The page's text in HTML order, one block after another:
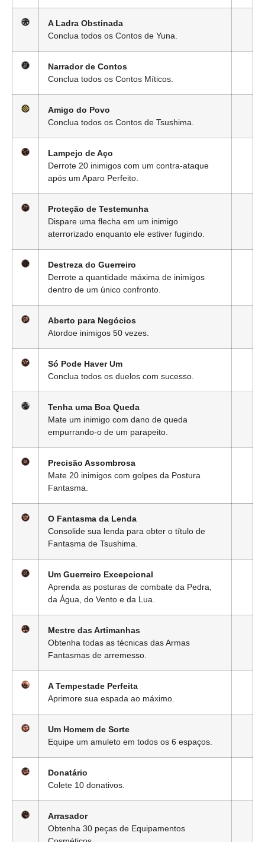
A Ladra Obstinada
Conclua todos os Contos de Yuna.
Narrador de Contos
Conclua todos os Contos Míticos.
Amigo do Povo
Conclua todos os Contos de Tsushima.
Lampejo de Aço
Derrote 20 inimigos com um contra-ataque
após um Aparo Perfeito.
Proteção de Testemunha
Dispare uma flecha em um inimigo
aterrorizado enquanto ele estiver fugindo.
Destreza do Guerreiro
Derrote a quantidade máxima de inimigos
dentro de um único confronto.
Aberto para Negócios
Atordoe inimigos 50 vezes.
Só Pode Haver Um
Conclua todos os duelos com sucesso.
Tenha uma Boa Queda
Mate um inimigo com dano de queda
empurrando-o de um parapeito.
Precisão Assombrosa
Mate 20 inimigos com golpes da Postura
Fantasma.
O Fantasma da Lenda
Consolide sua lenda para obter o título de
Fantasma de Tsushima.
Um Guerreiro Excepcional
Aprenda as posturas de combate da Pedra,
da Água, do Vento e da Lua.
Mestre das Artimanhas
Obtenha todas as técnicas das Armas
Fantasmas de arremesso.
A Tempestade Perfeita
Aprimore sua espada ao máximo.
Um Homem de Sorte
Equipe um amuleto em todos os 6 espaços.
Donatário
Colete 10 donativos.
Arrasador
Obtenha 30 peças de Equipamentos